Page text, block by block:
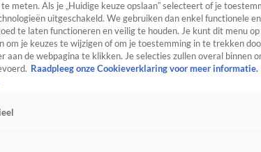
meten. Als je „Huidige keuze opslaan” selecteert of je
uitgeschakeld. We gebruiken dan enkel functionele
te laten functioneren en veilig te houden. Je kunt dit menu
om je keuzes te wijzigen of om je toestemming in te trekken
aan de webpagina te klikken. Je selecties zullen overal binnen
Raadpleeg onze Cookieverklaring voor meer informatie.